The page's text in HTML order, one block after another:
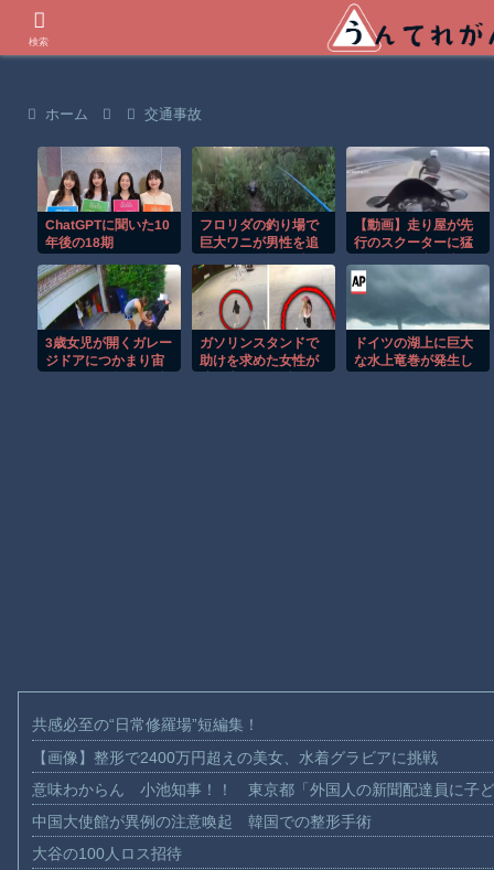
ホーム 交通事故
ChatGPTに聞いた10
年後の18期
フロリダの釣り場で
巨大ワニが男性を追
間！！
【動画】走り屋が先
行のスクーターに猛
事故。
3歳女児が開くガレー
ジドアにつかまり宙
ガソリンスタンドで
助けを求めた女性が
ドイツの湖上に巨大
な水上竜巻が発生し
共感必至の“日常修羅場”短編集！
【画像】整形で2400万円超えの美女、水着グラビアに挑戦
意味わからん 小池知事！！ 東京都「外国人の新聞配達員に子
中国大使館が異例の注意喚起 韓国での整形手術
大谷の100人ロス招待
検索